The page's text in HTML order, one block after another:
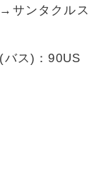
サンタクルス
バス)：90US